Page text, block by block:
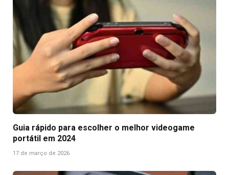
Guia rápido para escolher o melhor videogame
portátil em 2024
17 de março de 2026